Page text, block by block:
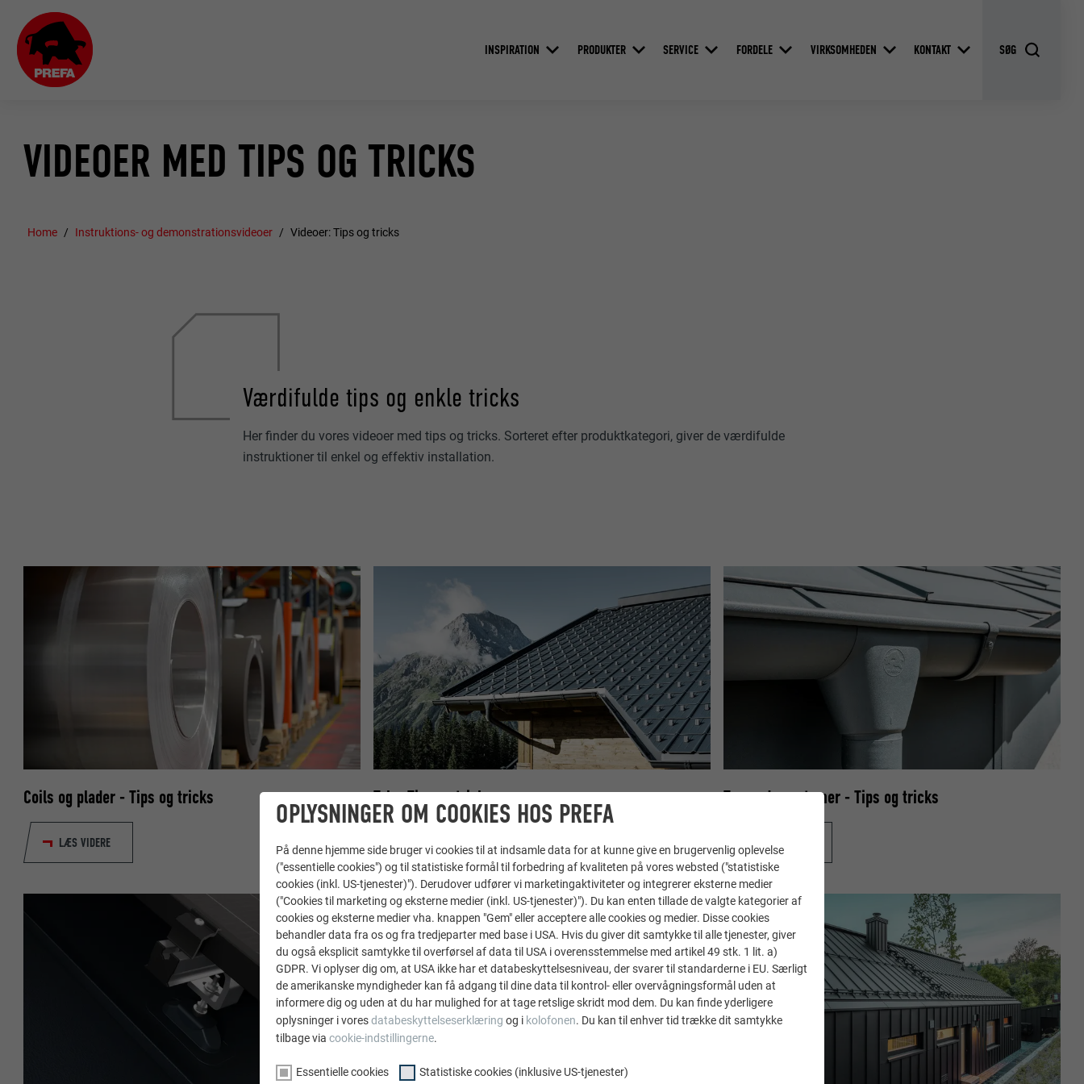
INSPIRATION PRODUKTER SERVICE FORDELE VIRKSOMHEDEN KONTAKT
VIDEOER MED TIPS OG TRICKS
Home Instruktions- og demonstrationsvideoer Videoer: Tips og tricks
Værdifulde tips og enkle tricks
Her finder du vores videoer med tips og tricks. Sorteret efter produktkategori, giver de værdifulde
instruktioner til enkel og effektiv installation.
Coils og plader - Tips og tricks
LÆS VIDERE
Tak - Tips og tricks
LÆS VIDERE
Tagrende systemer - Tips og tricks
LÆS VIDERE
OPLYSNINGER OM COOKIES HOS PREFA
På denne hjemme side bruger vi cookies til at indsamle data for at kunne give en brugervenlig oplevelse
("essentielle cookies") og til statistiske formål til forbedring af kvaliteten på vores websted ("statistiske
cookies (inkl. US-tjenester)"). Derudover udfører vi marketingaktiviteter og integrerer eksterne medier
("Cookies til marketing og eksterne medier (inkl. US-tjenester)"). Du kan enten tillade de valgte kategorier af
cookies og eksterne medier vha. knappen "Gem" eller acceptere alle cookies og medier. Disse cookies
behandler data fra os og fra tredjeparter med base i USA. Hvis du giver dit samtykke til alle tjenester, giver
du også eksplicit samtykke til overførsel af data til USA i overensstemmelse med artikel 49 stk. 1 lit. a)
GDPR. Vi oplyser dig om, at USA ikke har et databeskyttelsesniveau, der svarer til standarderne i EU. Særligt
de amerikanske myndigheder kan få adgang til dine data til kontrol- eller overvågningsformål uden at
informere dig og uden at du har mulighed for at tage retslige skridt mod dem. Du kan finde yderligere
oplysninger i voresdatabeskyttelseserklæring og i kolofonen. Du kan til enhver tid trække dit samtykke
tilbage via cookie-indstillingerne.
Essentielle cookies Statistiske cookies (inklusive US-tjenester)